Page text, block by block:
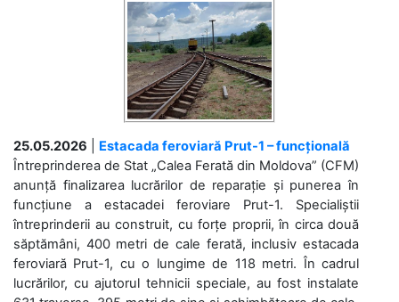
25.05.2026
Estacada feroviară Prut-1 – funcțională
Întreprinderea de Stat „Calea Ferată din Moldova” (CFM)
anunță finalizarea lucrărilor de reparație și punerea în
funcțiune a estacadei feroviare Prut-1. Specialiștii
întreprinderii au construit, cu forțe proprii, în circa două
săptămâni, 400 metri de cale ferată, inclusiv estacada
feroviară Prut-1, cu o lungime de 118 metri. În cadrul
lucrărilor, cu ajutorul tehnicii speciale, au fost instalate